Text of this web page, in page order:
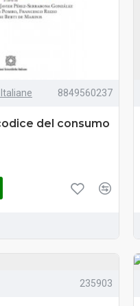
8849560237
del consumo
235903